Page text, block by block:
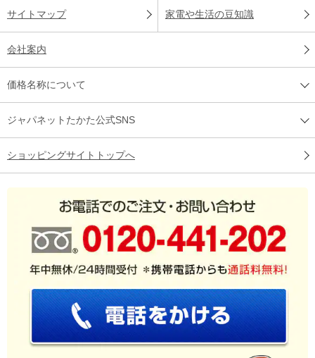
サイトマップ 家電や生活の豆知識
会社案内
価格名称について
ジャパネットたかた公式SNS
ショッピングサイトトップへ